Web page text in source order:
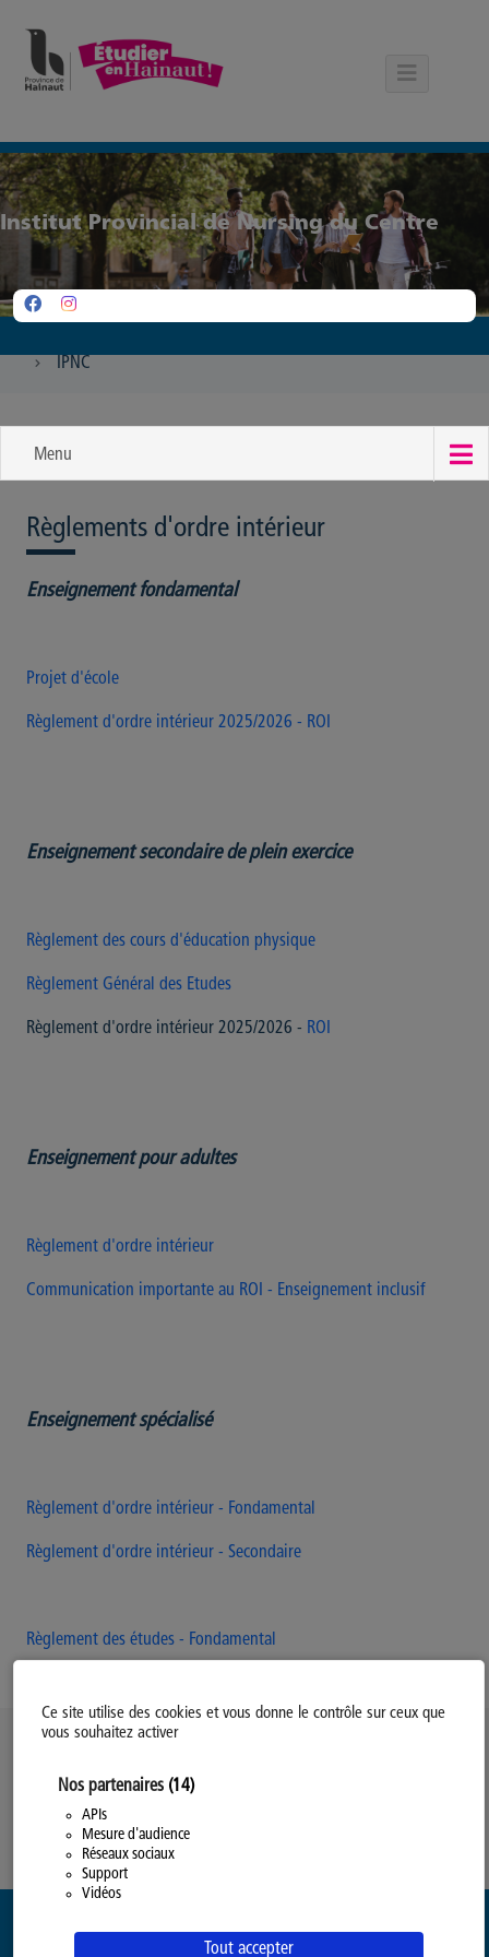
Ce site utilise des cookies et vous donne le contrôle sur ceux que
vous souhaitez activer
Nos partenaires (14)
APIs
Mesure d'audience
Réseaux sociaux
Support
Vidéos
Tout accepter
Institut Provincial de Nursing du Centre
IPNC
Menu
Règlements d'ordre intérieur
Enseignementfondamental
Projet d'école
Règlement d'ordre intérieur 2025/2026 - ROI
Enseignement secondaire de plein exercice
Règlement des cours d'éducation physique
Règlement Général des Etudes
Règlement d'ordre intérieur 2025/2026 - ROI
Enseignement pour adultes
Règlement d'ordre intérieur
Communication importante au ROI - Enseignement inclusif
Enseignement spécialisé
Règlement d'ordre intérieur - Fondamental
Règlement d'ordre intérieur - Secondaire
Règlement des études - Fondamental
Modifiez votre consentement
Politique Générale de Confidentialité